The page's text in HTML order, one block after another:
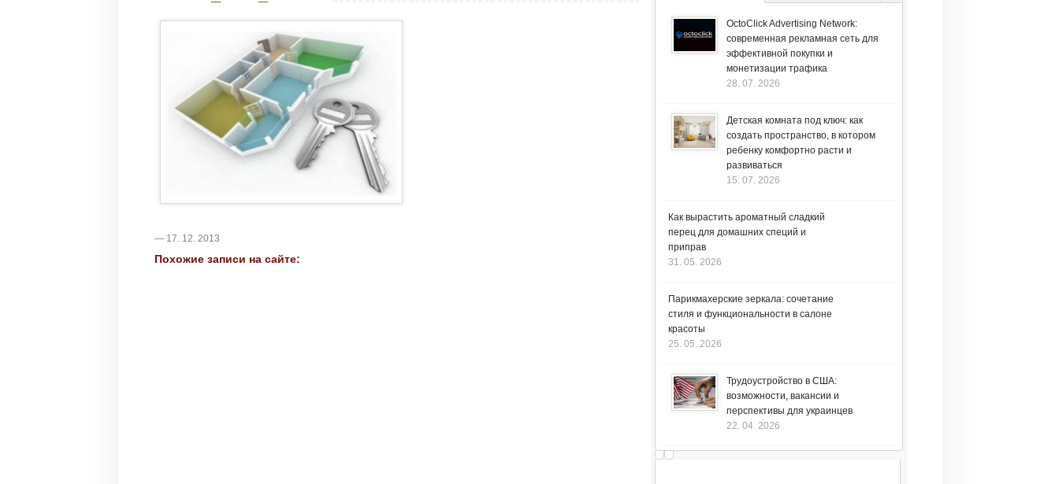
— 17. 12. 2013
Похожие записи на сайте:
OctoClick Advertising Network:
современная рекламная сеть для
эффективной покупки и
монетизации трафика
28. 07. 2026
Детская комната под ключ: как
создать пространство, в котором
ребенку комфортно расти и
развиваться
15. 07. 2026
Как вырастить ароматный сладкий
перец для домашних специй и
приправ
31. 05. 2026
Парикмахерские зеркала: сочетание
стиля и функциональности в салоне
красоты
25. 05. 2026
Трудоустройство в США:
возможности, вакансии и
перспективы для украинцев
22. 04. 2026